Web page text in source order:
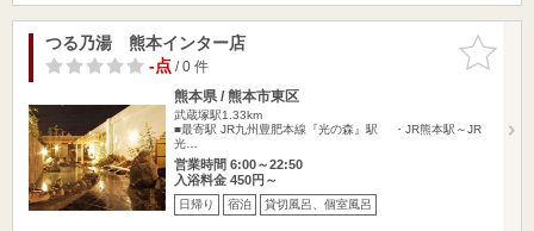
お気に入
りに追加
つる乃湯 熊本インター店
-点/ 0 件
熊本県 / 熊本市東区
武蔵塚駅1.33km
■最寄駅 JR九州豊肥本線『光の森』駅 ・JR熊本駅～JR
光…
営業時間 6:00～22:50
入浴料金 450円～
日帰り 宿泊 貸切風呂、個室風呂